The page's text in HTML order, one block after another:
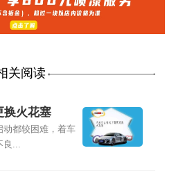
关阅读
换火花塞
动都较困难，着车
良...